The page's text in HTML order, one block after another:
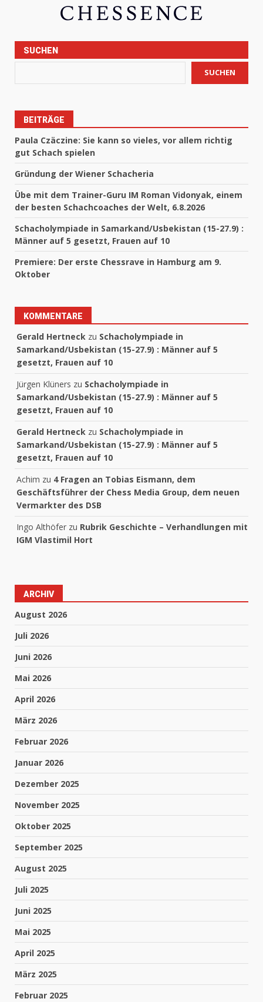
SUCHEN
SUCHEN
BEITRÄGE
Paula Czäczine: Sie kann so vieles, vor allem richtig
gut Schach spielen
Gründung der Wiener Schacheria
Übe mit dem Trainer-Guru IM Roman Vidonyak, einem
der besten Schachcoaches der Welt, 6.8.2026
Schacholympiade in Samarkand/Usbekistan (15-27.9) :
Männer auf 5 gesetzt, Frauen auf 10
Premiere: Der erste Chessrave in Hamburg am 9.
Oktober
KOMMENTARE
Gerald Hertneck zu Schacholympiade in
Samarkand/Usbekistan (15-27.9) : Männer auf 5
gesetzt, Frauen auf 10
Jürgen Klüners zu Schacholympiade in
Samarkand/Usbekistan (15-27.9) : Männer auf 5
gesetzt, Frauen auf 10
Gerald Hertneck zu Schacholympiade in
Samarkand/Usbekistan (15-27.9) : Männer auf 5
gesetzt, Frauen auf 10
Achim zu 4 Fragen an Tobias Eismann, dem
Geschäftsführer der Chess Media Group, dem neuen
Vermarkter des DSB
Ingo Althöfer zu Rubrik Geschichte – Verhandlungen mit
IGM Vlastimil Hort
ARCHIV
August 2026
Juli 2026
Juni 2026
Mai 2026
April 2026
März 2026
Februar 2026
Januar 2026
Dezember 2025
November 2025
Oktober 2025
September 2025
August 2025
Juli 2025
Juni 2025
Mai 2025
April 2025
März 2025
Februar 2025